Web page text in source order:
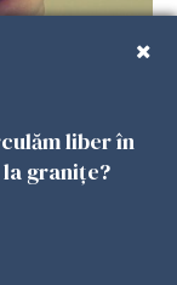
din
liber în
granițe?